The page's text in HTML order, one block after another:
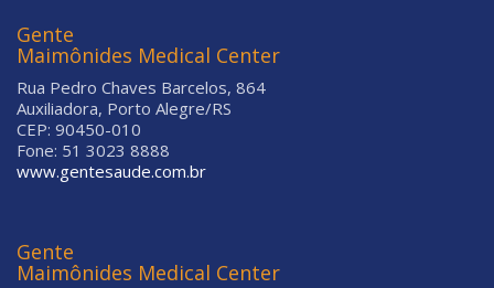
Gente
Maimônides Medical Center
Rua Pedro Chaves Barcelos, 864
Auxiliadora, Porto Alegre/RS
CEP: 90450-010
Fone: 51 3023 8888
www.gentesaude.com.br
Gente
Maimônides Medical Center